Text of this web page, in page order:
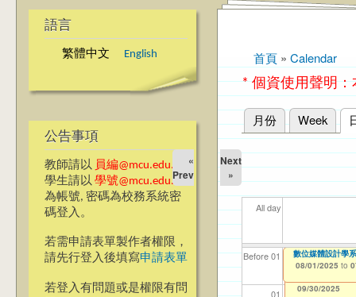
語言
繁體中文 English
公告事項
教師請以 員編@mcu.edu.tw
學生請以 學號@mcu.edu.tw
為帳號, 密碼為校務系統密
碼登入。
若需申請表單製作者權限，
請先行登入後填寫申請表單
若登入有問題或是權限有問
您在這裡
首頁 » Calendar
* 個資使用聲明
主要索引標籤
月份 Week
«
Prev
Next
»
All day
Before 01
01
【資網處】
整合系統～表單
12/31/2027
我愛銘傳我愛養
校區)
09/30/2025
【財
11/
【財
11/
114
04/
114
02/
數位媒體設計學
08/01/2025 to